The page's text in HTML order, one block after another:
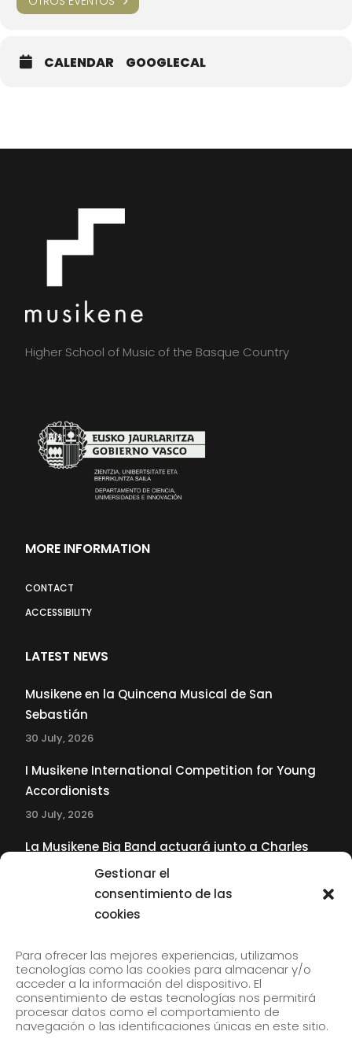
Gestionar el
consentimiento de las
cookies
Para ofrecer las mejores experiencias, utilizamos
tecnologías como las cookies para almacenar y/o
acceder a la información del dispositivo. El
consentimiento de estas tecnologías nos permitirá
procesar datos como el comportamiento de
navegación o las identificaciones únicas en este sitio.
CALENDAR GOOGLECAL
Higher School of Music of the Basque Country
MORE INFORMATION
CONTACT
ACCESSIBILITY
LATEST NEWS
Musikene en la Quincena Musical de San
Sebastián
30 July, 2026
I Musikene International Competition for Young
Accordionists
30 July, 2026
La Musikene Big Band actuará junto a Charles
Tolliver en el 61 Jazzaldia
Subscribe to our newsletter to receive our news by
email.